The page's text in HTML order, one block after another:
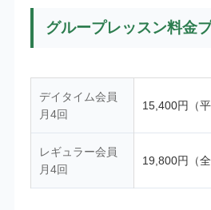
グループレッスン料金
デイタイム会員
月4回
15,400円（
レギュラー会員
月4回
19,800円（全